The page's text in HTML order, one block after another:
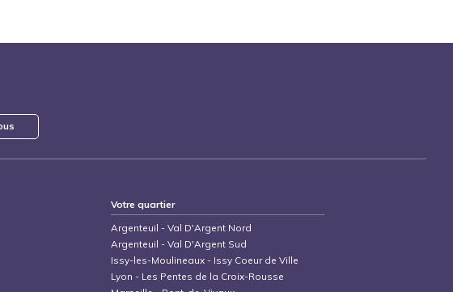
Votre quartier
Argenteuil -Val D'Argent Nord
Argenteuil -Val D'Argent Sud
Issy-les-Moulineaux - Issy Coeur de Ville
Lyon - Les Pentes de la Croix-Rousse